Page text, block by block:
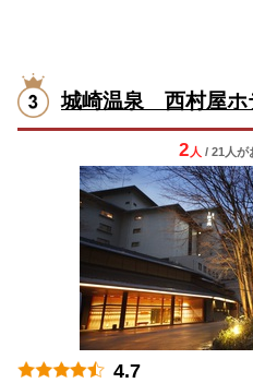
城崎温泉 西村屋ホ
2 人 / 21人が
4.7